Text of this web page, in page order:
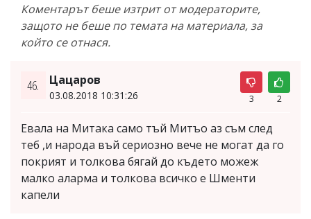
Коментарът беше изтрит от модераторите,
защото не беше по темата на материала, за
който се отнася.
46. Цацаров
03.08.2018 10:31:26 3 2
Евала на Митака само тъй Митъо аз съм след
теб ,и народа въй сериозно вече не могат да го
покрият и толкова бягай до където можеж
малко аларма и толкова всичко е Шменти
капели